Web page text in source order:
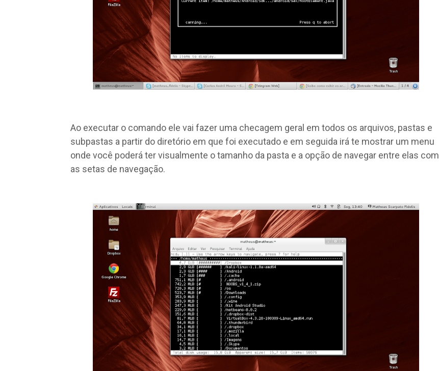
Ao executar o comando ele vai fazer uma checagem geral em todos os arquivos, pastas e
subpastas a partir do diretório em que foi executado e em seguida irá te mostrar um menu
onde você poderá ter visualmente o tamanho da pasta e a opção de navegar entre elas com
as setas de navegação.